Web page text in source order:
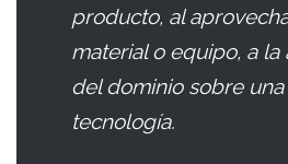
producto, al
material o equipo, a la
del dominio sobre
tecnología.